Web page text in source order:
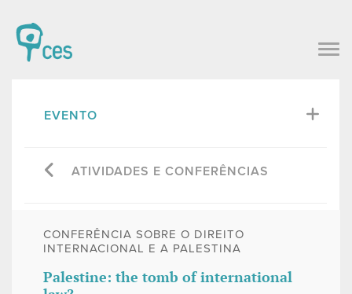
EVENTO
ATIVIDADES E CONFERÊNCIAS
CONFERÊNCIA SOBRE O DIREITO
INTERNACIONAL E A PALESTINA
Palestine: the tomb of international